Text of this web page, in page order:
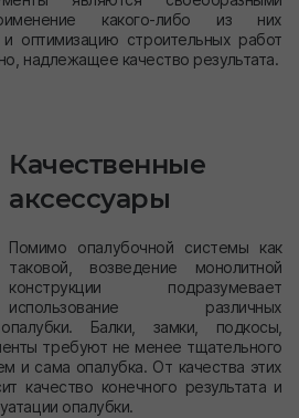
какого-либо из них
оптимизацию строительных работ
надлежащее качество результата.
Качественные
аксессуары
Помимо опалубочной системы как
таковой, возведение монолитной
конструкции подразумевает
использование различных
Балки, замки, подкосы,
требуют не менее тщательного
и сама опалубка. От качества этих
качество конечного результата и
опалубки.